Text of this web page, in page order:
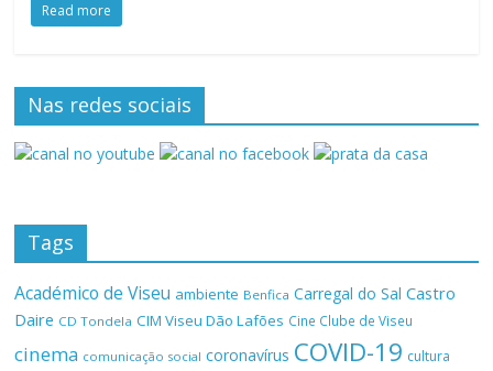
Read more
Nas redes sociais
Tags
Académico de Viseu ambiente Benfica Carregal do Sal Castro
Daire CD Tondela CIM Viseu Dão Lafões Cine Clube de Viseu
cinema comunicação social coronavírus COVID-19 cultura